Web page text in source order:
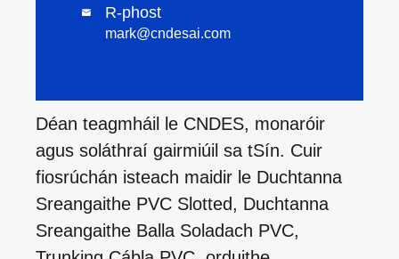
 R-phost
mark@cndesai.com
Déan teagmháil le CNDES, monaróir
agus soláthraí gairmiúil sa tSín. Cuir
fiosrúchán isteach maidir le Duchtanna
Sreangaithe PVC Slotted, Duchtanna
Sreangaithe Balla Soladach PVC,